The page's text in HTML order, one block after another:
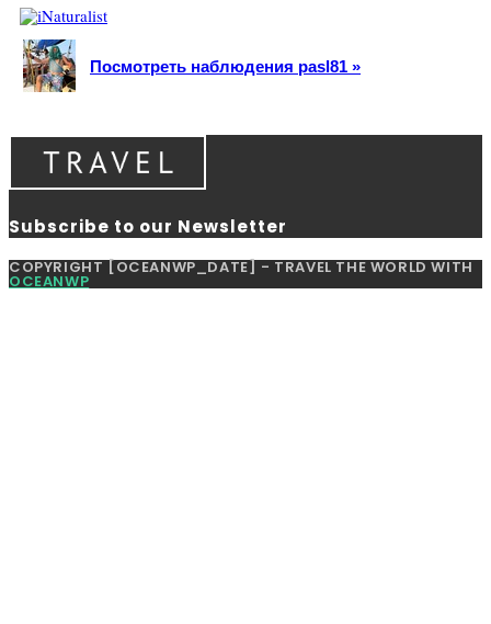
Посмотреть наблюдения pasl81 »
Subscribe to our Newsletter
COPYRIGHT [OCEANWP_DATE] - TRAVEL THE WORLD WITH
OCEANWP